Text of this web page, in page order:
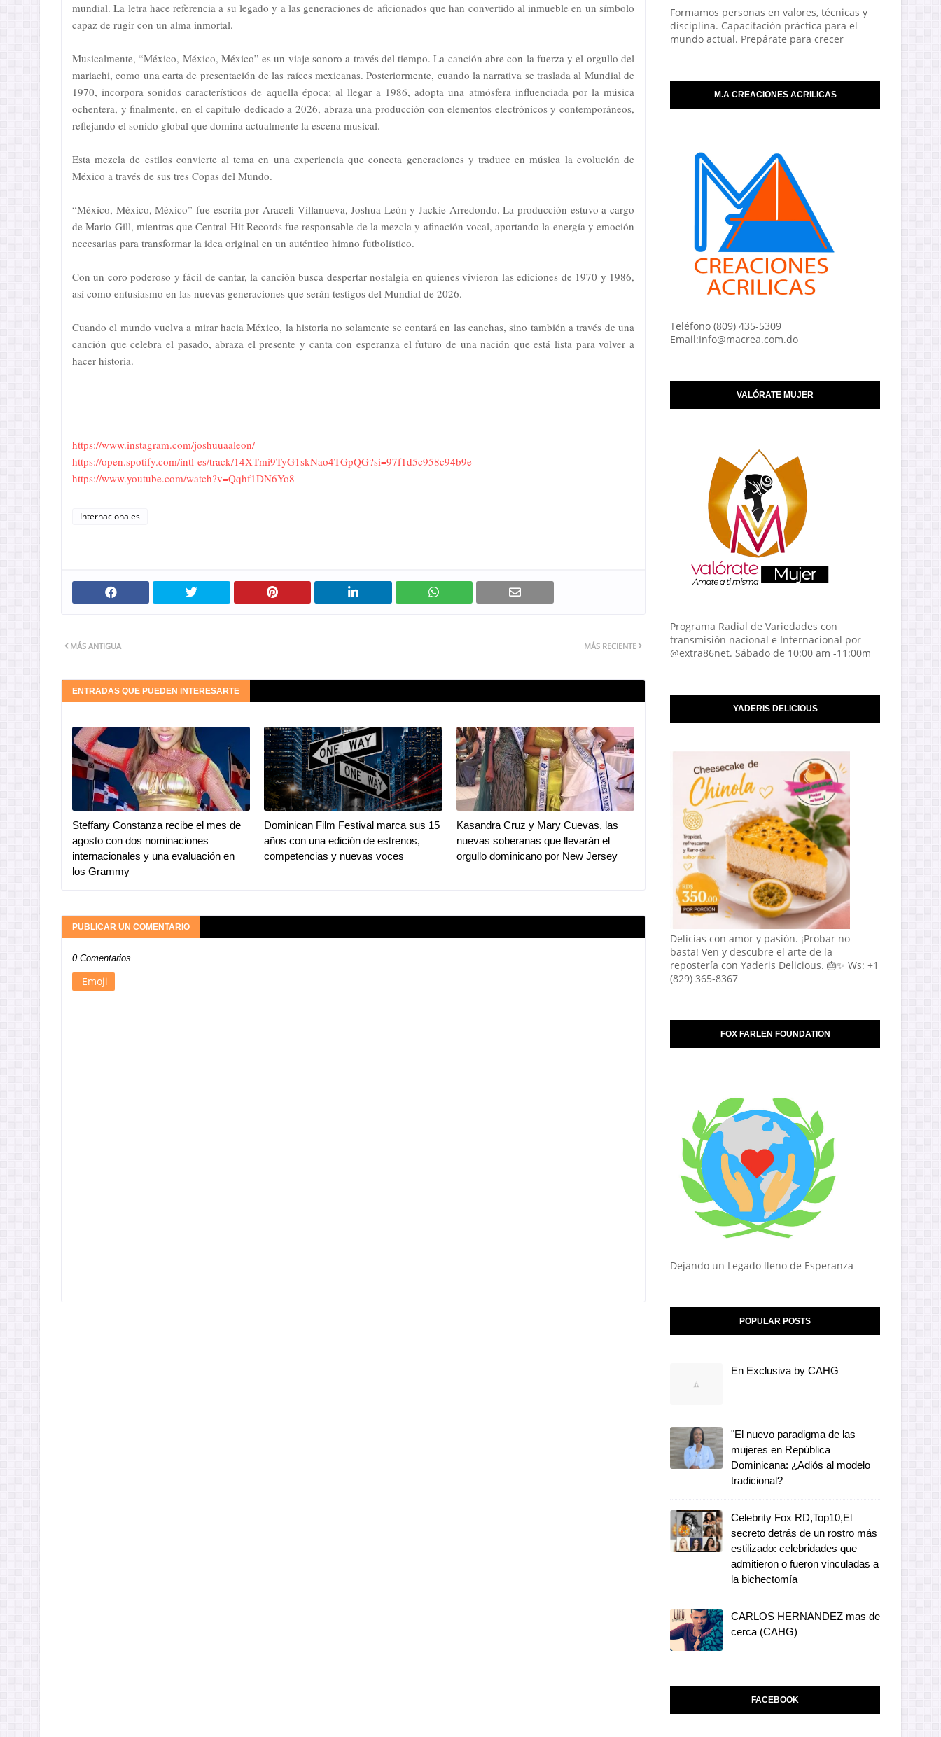
mundial. La letra hace referencia a su legado y a las generaciones de aficionados que han convertido al inmueble en un símbolo
capaz de rugir con un alma inmortal.
Musicalmente, “México, México, México” es un viaje sonoro a través del tiempo. La canción abre con la fuerza y el orgullo del
mariachi, como una carta de presentación de las raíces mexicanas. Posteriormente, cuando la narrativa se traslada al Mundial de
1970, incorpora sonidos característicos de aquella época; al llegar a 1986, adopta una atmósfera influenciada por la música
ochentera, y finalmente, en el capítulo dedicado a 2026, abraza una producción con elementos electrónicos y contemporáneos,
reflejando el sonido global que domina actualmente la escena musical.
Esta mezcla de estilos convierte al tema en una experiencia que conecta generaciones y traduce en música la evolución de
México a través de sus tres Copas del Mundo.
“México, México, México” fue escrita por Araceli Villanueva, Joshua León y Jackie Arredondo. La producción estuvo a cargo
de Mario Gill, mientras que Central Hit Records fue responsable de la mezcla y afinación vocal, aportando la energía y emoción
necesarias para transformar la idea original en un auténtico himno futbolístico.
Con un coro poderoso y fácil de cantar, la canción busca despertar nostalgia en quienes vivieron las ediciones de 1970 y 1986,
así como entusiasmo en las nuevas generaciones que serán testigos del Mundial de 2026.
Cuando el mundo vuelva a mirar hacia México, la historia no solamente se contará en las canchas, sino también a través de una
canción que celebra el pasado, abraza el presente y canta con esperanza el futuro de una nación que está lista para volver a
hacer historia.
https://www.instagram.com/joshuuaaleon/
https://open.spotify.com/intl-es/track/14XTmi9TyG1skNao4TGpQG?si=97f1d5c958c94b9e
https://www.youtube.com/watch?v=Qqhf1DN6Yo8
Internacionales
MÁS RECIENTE
MÁS ANTIGUA
ENTRADAS QUE PUEDEN INTERESARTE
Steffany Constanza recibe el mes de
agosto con dos nominaciones
internacionales y una evaluación en
los Grammy
Dominican Film Festival marca sus 15
años con una edición de estrenos,
competencias y nuevas voces
Kasandra Cruz y Mary Cuevas, las
nuevas soberanas que llevarán el
orgullo dominicano por New Jersey
PUBLICAR UN COMENTARIO
0 Comentarios
Emoji
Formamos personas en valores, técnicas y
disciplina. Capacitación práctica para el
mundo actual. Prepárate para crecer
M.A CREACIONES ACRILICAS
Teléfono (809) 435-5309
Email:Info@macrea.com.do
VALÓRATE MUJER
Programa Radial de Variedades con
transmisión nacional e Internacional por
@extra86net. Sábado de 10:00 am -11:00m
YADERIS DELICIOUS
Delicias con amor y pasión. ¡Probar no
basta! Ven y descubre el arte de la
repostería con Yaderis Delicious. 🎂✨ Ws: +1
(829) 365-8367
FOX FARLEN FOUNDATION
Dejando un Legado lleno de Esperanza
POPULAR POSTS
En Exclusiva by CAHG
"El nuevo paradigma de las
mujeres en República
Dominicana: ¿Adiós al modelo
tradicional?
Celebrity Fox RD,Top10,El
secreto detrás de un rostro más
estilizado: celebridades que
admitieron o fueron vinculadas a
la bichectomía
CARLOS HERNANDEZ mas de
cerca (CAHG)
FACEBOOK